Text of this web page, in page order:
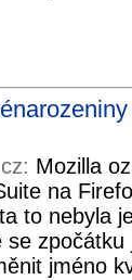
Mozilla
na
to nebyla
se
jméno